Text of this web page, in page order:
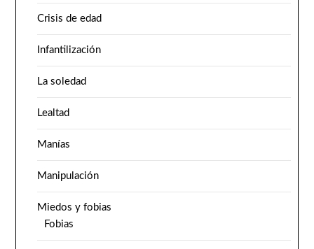
Crisis de edad
Infantilización
La soledad
Lealtad
Manías
Manipulación
Miedos y fobias
Fobias